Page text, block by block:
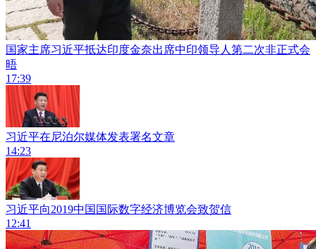
国家主席习近平抵达印度金奈出席中印领导人第二次非正式会
晤
17:39
习近平在尼泊尔媒体发表署名文章
14:23
习近平向2019中国国际数字经济博览会致贺信
12:41